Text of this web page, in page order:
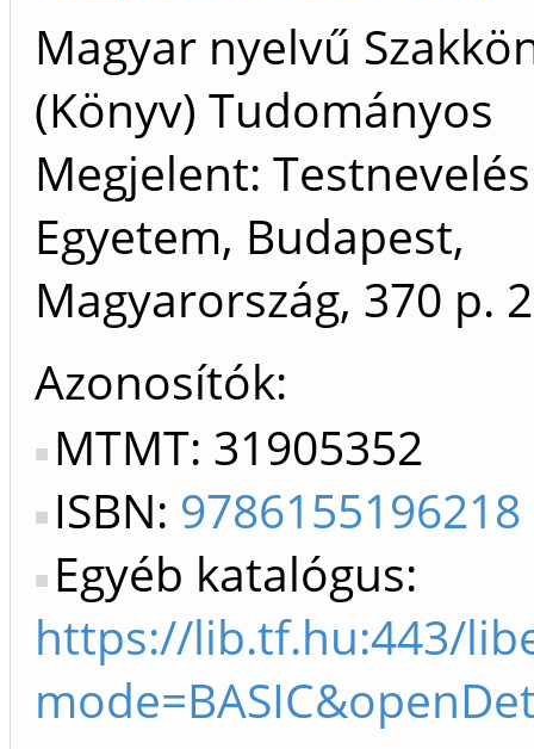
Magyar nyelvű
(Könyv) Tudományos
Megjelent:
Egyetem, Budapest,
Magyarország, 370 p.
Azonosítók
MTMT: 31905352
ISBN: 9786155196218
Egyéb katalógus:
https://lib.tf.hu:443/